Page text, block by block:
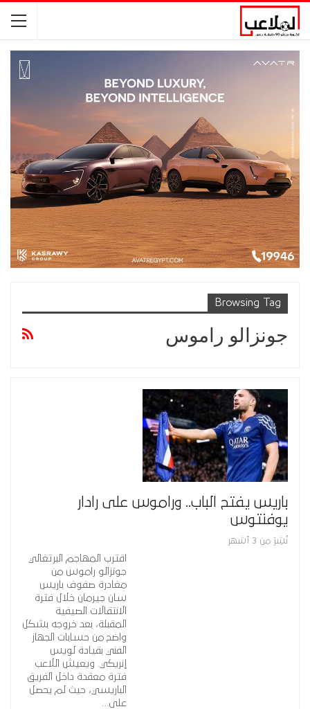
Browsing Tag
جونزالو راموس
باريس يفتح الباب.. وراموس على رادار
يوفنتوس
نُشِرَ من 3 أشهر
اقترب المهاجم البرتغالي
جونزالو راموس من
مغادرة صفوف باريس
سان جيرمان خلال فترة
الانتقالات الصيفية
المقبلة، بعد خروجه بشكل
واضح من حسابات الجهاز
الفني بقيادة لويس
إنريكي. ويعيش اللاعب
فترة معقدة داخل الفريق
الباريسي، حيث لم يحصل
على…